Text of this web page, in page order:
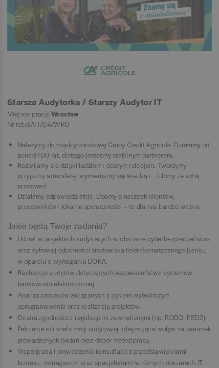
Starsza Audytorka / Starszy Audytor IT
Miejsce pracy: Wrocław
Nr ref.:SAIT/04/WRO
Należymy do międzynarodowej Grupy Credit Agricole. Działamy od
ponad 100 lat, dlatego jesteśmy stabilnym partnerem.
Rozwijamy się dzięki ludziom i dobrym relacjom. Tworzymy
przyjazną atmosferę, wymieniamy się wiedzą i… lubimy ze sobą
pracować.
Działamy odpowiedzialnie. Dbamy o naszych klientów,
pracowników i lokalne społeczności – to dla nas bardzo ważne.
Jakie będą Twoje zadania?
Udział w projektach audytowych w obszarze cyberbezpieczeństwa
oraz cyfrowej odporności środowiska teleinformatycznego Banku,
w oparciu o wymagania DORA.
Realizacja audytów dotyczących bezpieczeństwa systemów
bankowości elektronicznej.
Analiza procesów związanych z cyklem wytwórczym
oprogramowania oraz realizacją projektów.
Ocena zgodności z regulacjami zewnętrznymi (np. RODO, PSD2).
Pełnienie roli szefa misji audytowej, obejmujące wpływ na kierunek
prowadzonych badań oraz dobór metod pracy.
Współpraca i prowadzenie konsultacji z przedstawicielami
biznesu, managerami oraz specjalistami w różnych obszarach IT.